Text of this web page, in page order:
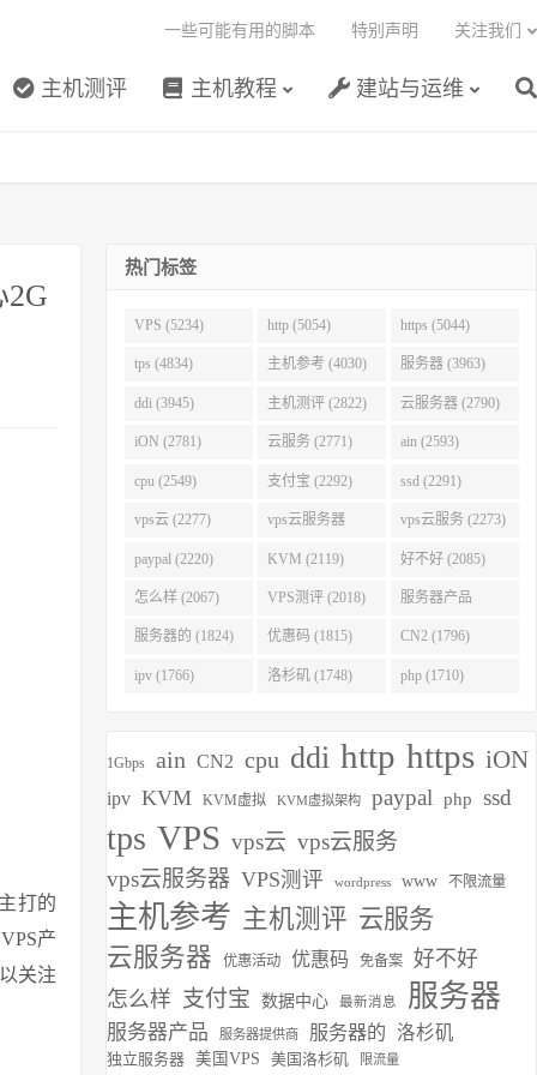
主机测评 主机教程 建站与运维
一些可能有用的脚本 特别声明 关注我们
打的
产
关注
热门标签
VPS (5234) http (5054) https (5044)
tps (4834) 主机参考 (4030) 服务器 (3963)
ddi (3945) 主机测评 (2822) 云服务器 (2790)
iON (2781) 云服务 (2771) ain (2593)
cpu (2549) 支付宝 (2292) ssd (2291)
vps云 (2277) vps云服务器
(2275)
vps云服务 (2273)
paypal (2220) KVM (2119) 好不好 (2085)
怎么样 (2067) VPS测评 (2018) 服务器产品
(1938)
服务器的 (1824) 优惠码 (1815) CN2 (1796)
ipv (1766) 洛杉矶 (1748) php (1710)
1Gbps ain CN2 cpu ddi http https iON
ipv KVM KVM虚拟 KVM虚拟架构 paypal php ssd
tps VPS vps云 vps云服务
vps云服务器 VPS测评 wordpress www 不限流量
主机参考 主机测评 云服务
云服务器
优惠活动 优惠码 免备案
好不好
怎么样 支付宝 数据中心 最新消息 服务器
服务器产品 服务器提供商 服务器的 洛杉矶
独立服务器 美国VPS 美国洛杉矶 限流量